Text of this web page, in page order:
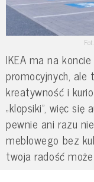
IKEA ma na
promocyjnych,
kreatywność i
„klopsiki”, więc
pewnie ani razu
meblowego bez
twoja radość